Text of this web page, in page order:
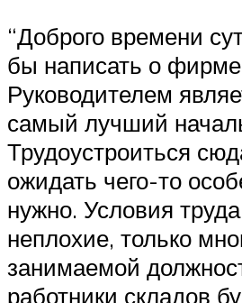
“Доброго времени
бы написать о
Руководителем
самый лучший
Трудоустроиться
ожидать чего-то
нужно. Условия
неплохие, только
занимаемой
работники складов